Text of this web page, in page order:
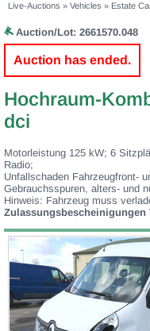
Live-Auctions » Vehicles » Estate
Auction/Lot: 2661570.048
Auction has ended.
Hochraum-
dci
Motorleistung 125 kW; 6
Radio;
Unfallschaden Fahrzeugfront-
Gebrauchsspuren, alters- und
Hinweis: Fahrzeug muss
Zulassungsbescheinigungen